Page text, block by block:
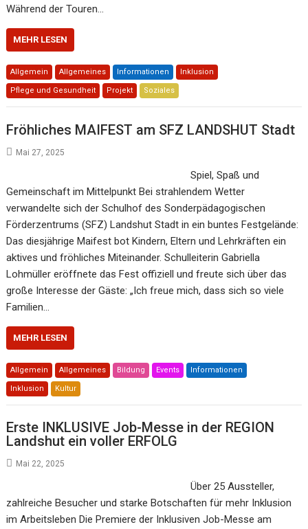
Während der Touren…
MEHR LESEN
Allgemein Allgemeines Informationen Inklusion
Pflege und Gesundheit Projekt Soziales
Fröhliches MAIFEST am SFZ LANDSHUT Stadt
Mai 27, 2025
Spiel, Spaß und
Gemeinschaft im Mittelpunkt Bei strahlendem Wetter
verwandelte sich der Schulhof des Sonderpädagogischen
Förderzentrums (SFZ) Landshut Stadt in ein buntes Festgelände:
Das diesjährige Maifest bot Kindern, Eltern und Lehrkräften ein
aktives und fröhliches Miteinander. Schulleiterin Gabriella
Lohmüller eröffnete das Fest offiziell und freute sich über das
große Interesse der Gäste: „Ich freue mich, dass sich so viele
Familien…
MEHR LESEN
Allgemein Allgemeines Bildung Events Informationen
Inklusion Kultur
Erste INKLUSIVE Job-Messe in der REGION
Landshut ein voller ERFOLG
Mai 22, 2025
Über 25 Aussteller,
zahlreiche Besucher und starke Botschaften für mehr Inklusion
im Arbeitsleben Die Premiere der Inklusiven Job-Messe am